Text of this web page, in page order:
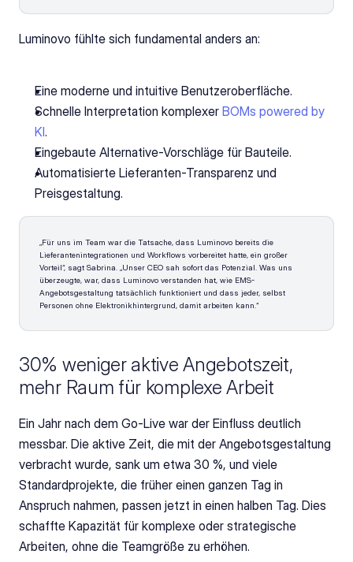
Luminovo fühlte sich fundamental anders an:
Eine moderne und intuitive Benutzeroberfläche.
Schnelle Interpretation komplexer BOMs powered by
KI.
Eingebaute Alternative-Vorschläge für Bauteile.
Automatisierte Lieferanten-Transparenz und
Preisgestaltung.
„Für uns im Team war die Tatsache, dass Luminovo bereits die
Lieferantenintegrationen und Workflows vorbereitet hatte, ein großer
Vorteil“, sagt Sabrina. „Unser CEO sah sofort das Potenzial. Was uns
überzeugte, war, dass Luminovo verstanden hat, wie EMS-
Angebotsgestaltung tatsächlich funktioniert und dass jeder, selbst
Personen ohne Elektronikhintergrund, damit arbeiten kann.“
30% weniger aktive Angebotszeit,
mehr Raum für komplexe Arbeit
Ein Jahr nach dem Go-Live war der Einfluss deutlich
messbar. Die aktive Zeit, die mit der Angebotsgestaltung
verbracht wurde, sank um etwa 30 %, und viele
Standardprojekte, die früher einen ganzen Tag in
Anspruch nahmen, passen jetzt in einen halben Tag. Dies
schaffte Kapazität für komplexe oder strategische
Arbeiten, ohne die Teamgröße zu erhöhen.